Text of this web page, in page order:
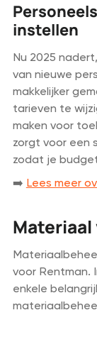
instellen
Nu 2025
van nieuwe
makkelijker
tarieven te
maken voor
zorgt voor een
zodat je
➡️ Lees meer
voor Rentman.
enkele